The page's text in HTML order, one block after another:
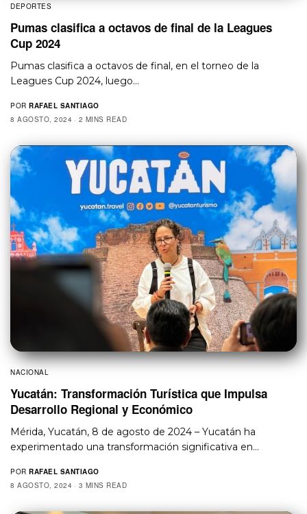
DEPORTES
Pumas clasifica a octavos de final de la Leagues
Cup 2024
Pumas clasifica a octavos de final, en el torneo de la
Leagues Cup 2024, luego…
POR RAFAEL SANTIAGO
8 AGOSTO, 2024
2 MINS READ
NACIONAL
Yucatán: Transformación Turística que Impulsa
Desarrollo Regional y Económico
Mérida, Yucatán, 8 de agosto de 2024 – Yucatán ha
experimentado una transformación significativa en…
POR RAFAEL SANTIAGO
8 AGOSTO, 2024
3 MINS READ